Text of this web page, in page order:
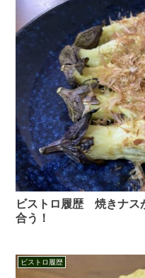
ビストロ履歴 焼きナス
合う！
ビストロ履歴